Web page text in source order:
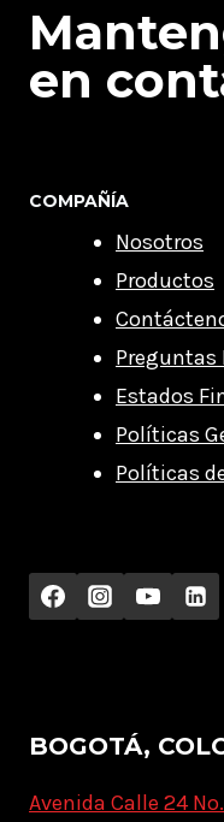
en
COMPAÑÍA
Nosotros
Productos
Preguntas
Estados
Políticas
Políticas
BOGOTÁ,
Avenida Calle 24